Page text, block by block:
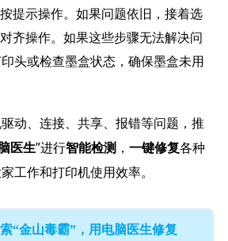
提示操作。如果问题依旧，接着选
齐操作。如果这些步骤无法解决问
头或检查墨盒状态，确保墨盒未用
动、连接、共享、报错等问题，推
医生”进行智能检测， 一键修复各种
工作和打印机使用效率。
“金山毒霸”，用电脑医生修复